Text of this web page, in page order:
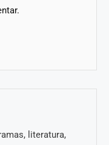
literatura,